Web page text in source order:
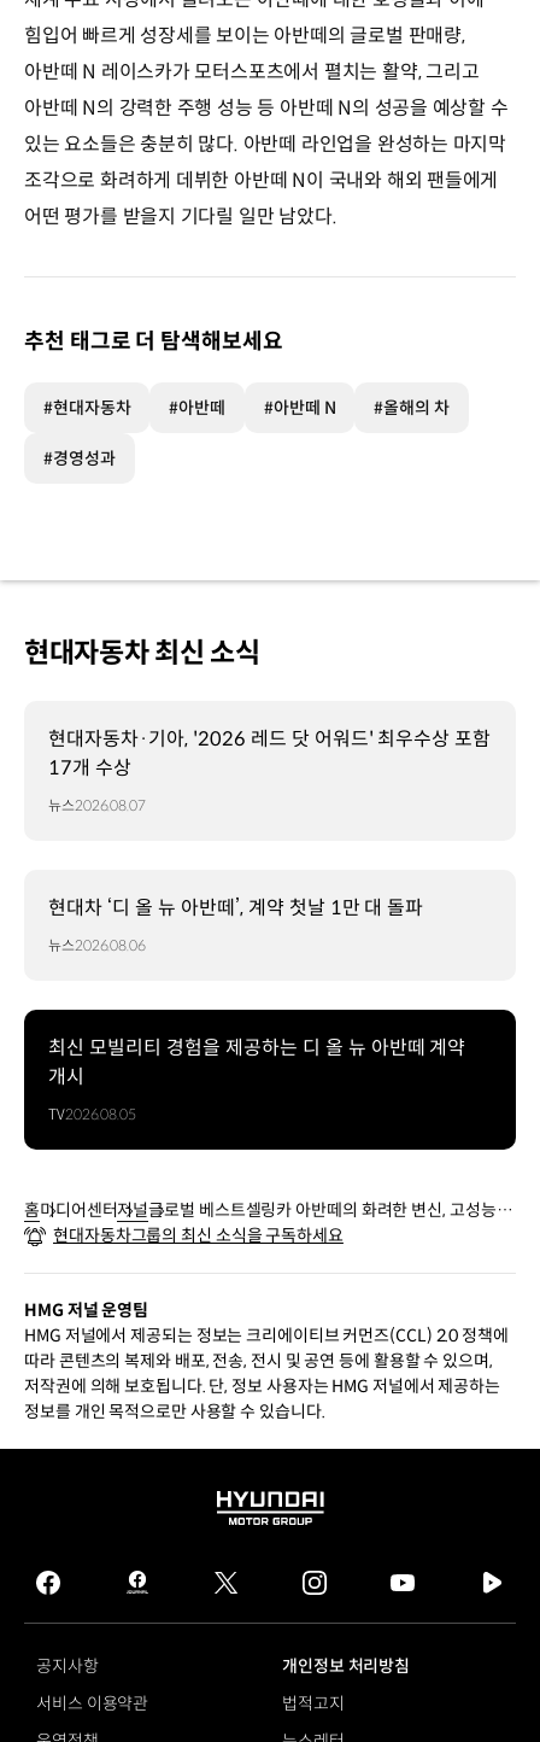
힘입어 빠르게 성장세를 보이는 아반떼의 글로벌 판매량,
아반떼 N 레이스카가 모터스포츠에서 펼치는 활약, 그리고
아반떼 N의 강력한 주행 성능 등 아반떼 N의 성공을 예상할 수
있는 요소들은 충분히 많다. 아반떼 라인업을 완성하는 마지막
조각으로 화려하게 데뷔한 아반떼 N이 국내와 해외 팬들에게
어떤 평가를 받을지 기다릴 일만 남았다.
추천 태그로 더 탐색해보세요
#현대자동차 #아반떼 #아반떼 N #올해의 차
#경영성과
현대자동차 최신 소식
현대자동차·기아, '2026 레드 닷 어워드' 최우수상 포함
17개 수상
뉴스2026.08.07
현대차 ‘디 올 뉴 아반떼’, 계약 첫날 1만 대 돌파
뉴스2026.08.06
최신 모빌리티 경험을 제공하는 디 올 뉴 아반떼 계약
개시
TV2026.08.05
홈미디어센터저널글로벌 베스트셀링카 아반떼의 화려한 변신, 고성능 시
장의 게임체인저 아반떼 N
현대자동차그룹의 최신 소식을 구독하세요
HMG 저널 운영팀
HMG 저널에서 제공되는 정보는 크리에이티브 커먼즈(CCL) 2.0 정책에
따라 콘텐츠의 복제와 배포, 전송, 전시 및 공연 등에 활용할 수 있으며,
저작권에 의해 보호됩니다. 단, 정보 사용자는 HMG 저널에서 제공하는
정보를 개인 목적으로만 사용할 수 있습니다.
HYUNDAI
GROUP
facebook
hmg
journal
twitter instagram
tv
공지사항
개인정보 처리방침
서비스 이용약관
법적고지